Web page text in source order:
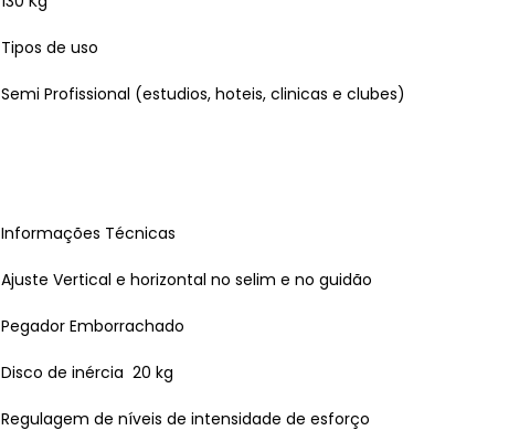
Tipos de uso
Semi Profissional (estudios, hoteis, clinicas e clubes)
Informações Técnicas
Ajuste Vertical e horizontal no selim e no guidão
Pegador Emborrachado
Disco de inércia 20 kg
Regulagem de níveis de intensidade de esforço